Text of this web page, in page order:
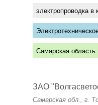
электропроводка в
Самарская область
ЗАО
Самарская обл., г.